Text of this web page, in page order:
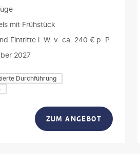
mit Frühstück
Eintritte i. W. v. ca. 240 € p. P.
2027
Durchführung
ZUM ANGEBOT